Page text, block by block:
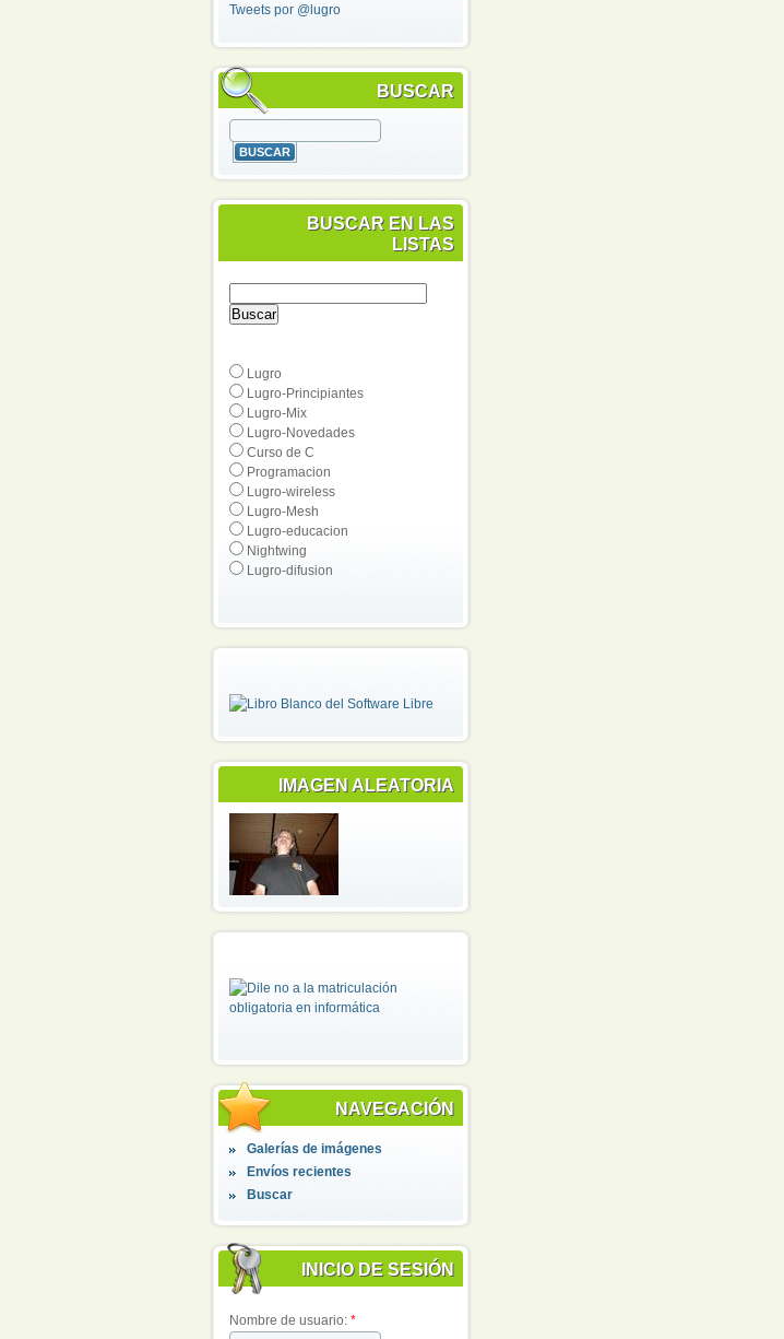
Tweets por @lugro
BUSCAR
BUSCAR EN LAS
LISTAS
Lugro
Lugro-Principiantes
Lugro-Mix
Lugro-Novedades
Curso de C
Programacion
Lugro-wireless
Lugro-Mesh
Lugro-educacion
Nightwing
Lugro-difusion
IMAGEN ALEATORIA
NAVEGACIÓN
Galerías de imágenes
Envíos recientes
Buscar
INICIO DE SESIÓN
Nombre de usuario: *